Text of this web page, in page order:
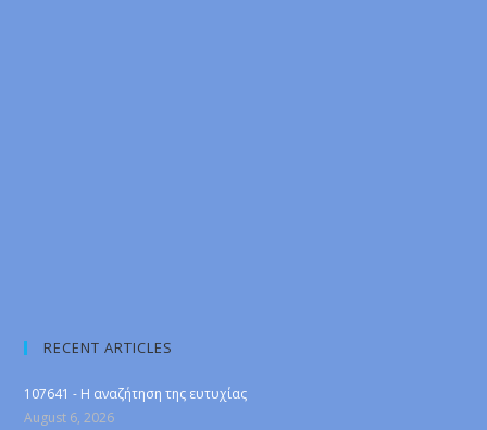
RECENT ARTICLES
107641 - Η αναζήτηση της ευτυχίας
August 6, 2026